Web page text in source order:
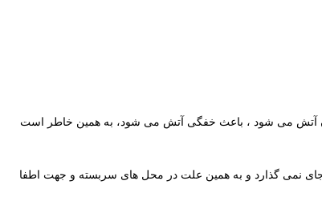
آتش می شود ، باعث خفگی آتش می شود، به همین خاطر است
نمی گذارد و به همین علت در محل های سربسته و جهت اطفا